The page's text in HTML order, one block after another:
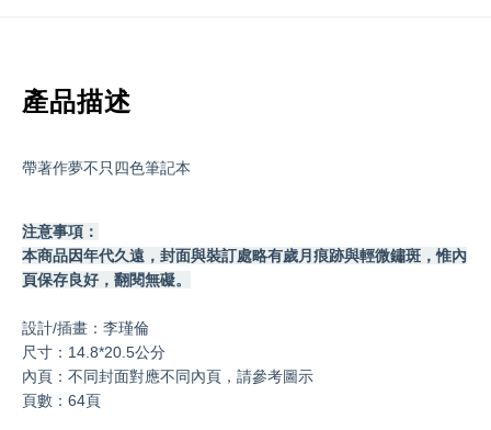
產品描述
帶著作夢不只四色筆記本
注意事項：
本商品因年代久遠，封面與裝訂處略有歲月痕跡與輕微鏽斑，惟內
頁保存良好，翻閱無礙。
設計/插畫：李瑾倫
尺寸：14.8*20.5公分
內頁：不同封面對應不同內頁，請參考圖示
頁數：64頁